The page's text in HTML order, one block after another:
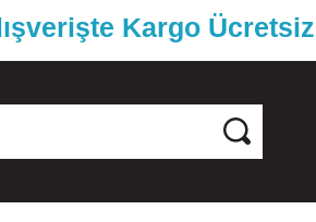
Kargo Ücretsiz